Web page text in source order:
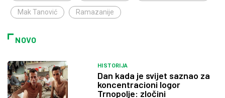
Mak Tanović Ramazanije
NOVO
HISTORIJA
Dan kada je svijet saznao za
koncentracioni logor
Trnopolje: zločini